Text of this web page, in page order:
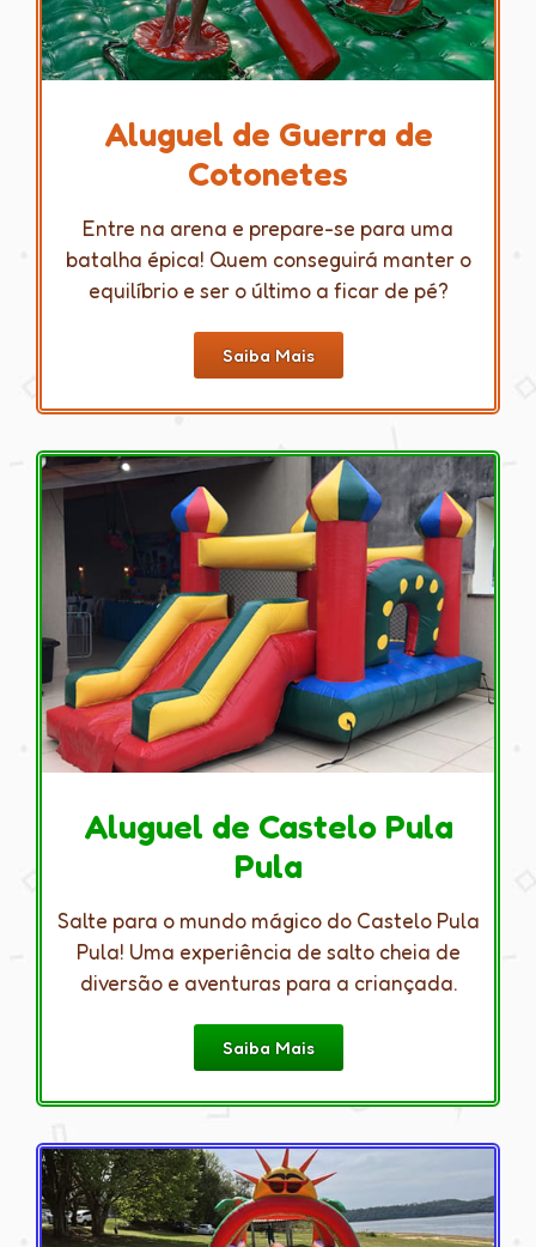
Aluguel de Guerra de
Cotonetes
Entre na arena e prepare-se para uma
batalha épica! Quem conseguirá manter o
equilíbrio e ser o último a ficar de pé?
Saiba Mais
Aluguel de Castelo Pula
Pula
Salte para o mundo mágico do Castelo Pula
Pula! Uma experiência de salto cheia de
diversão e aventuras para a criançada.
Saiba Mais